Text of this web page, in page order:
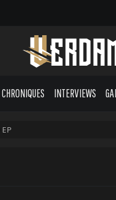
CHRONIQUES INTERVIEWS